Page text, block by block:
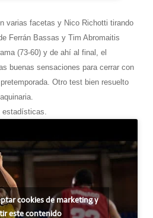
varias facetas y Nico Richotti tirando
Ferrán Bassas y Tim Abromaitis
(73-60) y de ahí al final, el
buenas sensaciones para cerrar con
Otro test bien resuelto
estadísticas.
cookies de marketing y
este contenido